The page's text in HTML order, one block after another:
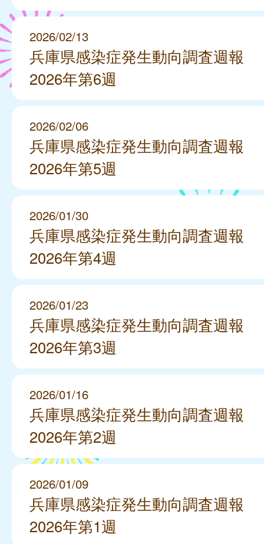
2026/02/13
兵庫県感染症発生動向調査週報
2026年第6週
2026/02/06
兵庫県感染症発生動向調査週報
2026年第5週
2026/01/30
兵庫県感染症発生動向調査週報
2026年第4週
2026/01/23
兵庫県感染症発生動向調査週報
2026年第3週
2026/01/16
兵庫県感染症発生動向調査週報
2026年第2週
2026/01/09
兵庫県感染症発生動向調査週報
2026年第1週